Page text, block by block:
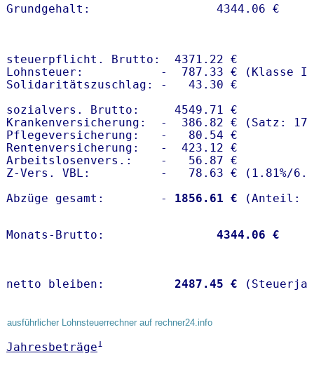
steuerpflicht. Brutto:  4371.22 €
Lohnsteuer:           -  787.33 € (Klasse I)
Solidaritätszuschlag: -   43.30 €
sozialvers. Brutto:     4549.71 €
Krankenversicherung:  -  386.82 € (Satz:
Pflegeversicherung:   -   80.54 €
Rentenversicherung:   -  423.12 €
Arbeitslosenvers.:    -   56.87 €
Z-Vers. VBL:          -   78.63 € ( 1.81%/
Abzüge gesamt:        -
1856.61 €
Monats-Brutto: 4344.06 €
netto bleiben: 2487.45 €
ausführlicher Lohnsteuerrechner auf rechner24.info
Jahresbeträge1